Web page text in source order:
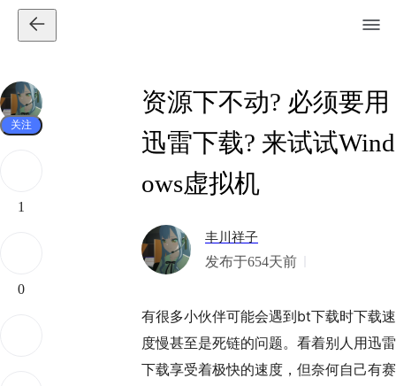
关注
1
0
资源下不动? 必须要用
迅雷下载? 来试试Wind
ows虚拟机
丰川祥子
发布于654天前
有很多小伙伴可能会遇到bt下载时下载速
度慢甚至是死链的问题。看着别人用迅雷
下载享受着极快的速度，但奈何自己有赛